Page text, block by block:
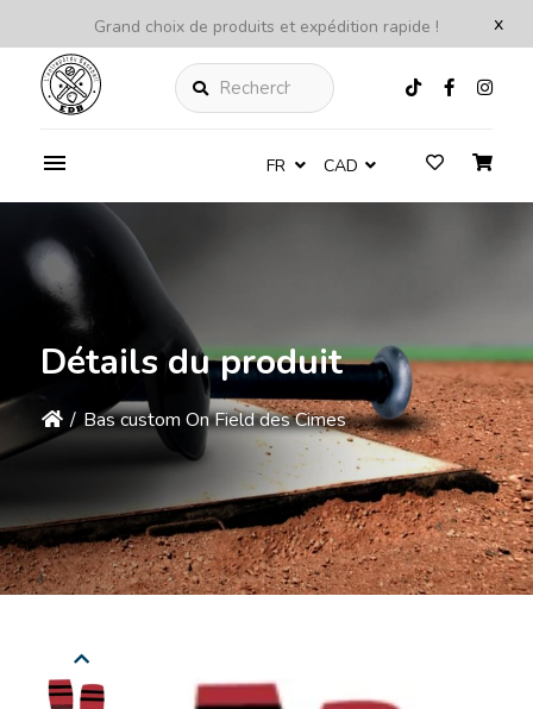
x
Grand choix de produits et expédition rapide !
Rechercher
FR CAD
Détails du produit
/ Bas custom On Field des Cimes